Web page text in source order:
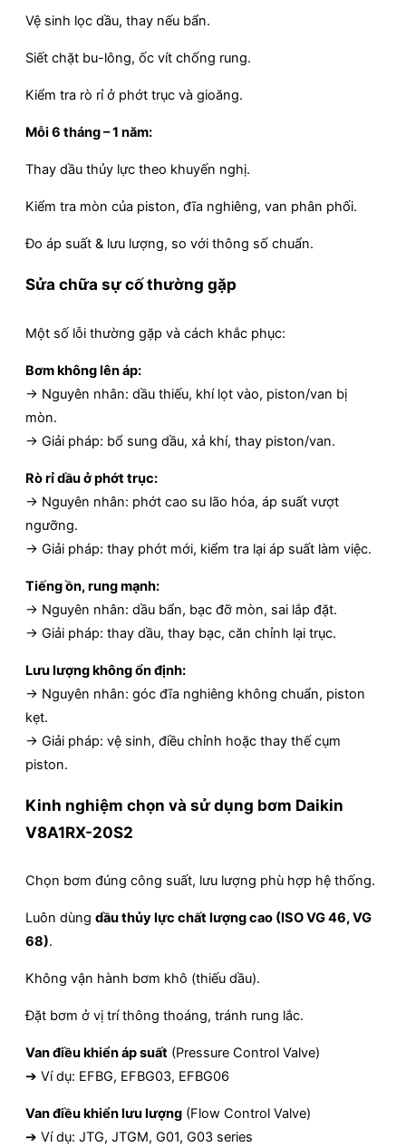
Vệ sinh lọc dầu, thay nếu bẩn.
Siết chặt bu-lông, ốc vít chống rung.
Kiểm tra rò rỉ ở phớt trục và gioăng.
Mỗi 6 tháng – 1 năm:
Thay dầu thủy lực theo khuyến nghị.
Kiểm tra mòn của piston, đĩa nghiêng, van phân phối.
Đo áp suất & lưu lượng, so với thông số chuẩn.
Sửa chữa sự cố thường gặp
Một số lỗi thường gặp và cách khắc phục:
Bơm không lên áp:
→ Nguyên nhân: dầu thiếu, khí lọt vào, piston/van bị
mòn.
→ Giải pháp: bổ sung dầu, xả khí, thay piston/van.
Rò rỉ dầu ở phớt trục:
→ Nguyên nhân: phớt cao su lão hóa, áp suất vượt
ngưỡng.
→ Giải pháp: thay phớt mới, kiểm tra lại áp suất làm việc.
Tiếng ồn, rung mạnh:
→ Nguyên nhân: dầu bẩn, bạc đỡ mòn, sai lắp đặt.
→ Giải pháp: thay dầu, thay bạc, căn chỉnh lại trục.
Lưu lượng không ổn định:
→ Nguyên nhân: góc đĩa nghiêng không chuẩn, piston
kẹt.
→ Giải pháp: vệ sinh, điều chỉnh hoặc thay thế cụm
piston.
Kinh nghiệm chọn và sử dụng bơm Daikin
V8A1RX-20S2
Chọn bơm đúng công suất, lưu lượng phù hợp hệ thống.
Luôn dùng dầu thủy lực chất lượng cao (ISO VG 46, VG
68).
Không vận hành bơm khô (thiếu dầu).
Đặt bơm ở vị trí thông thoáng, tránh rung lắc.
Van điều khiển áp suất (Pressure Control Valve)
➔ Ví dụ: EFBG, EFBG03, EFBG06
Van điều khiển lưu lượng (Flow Control Valve)
➔ Ví dụ: JTG, JTGM, G01, G03 series